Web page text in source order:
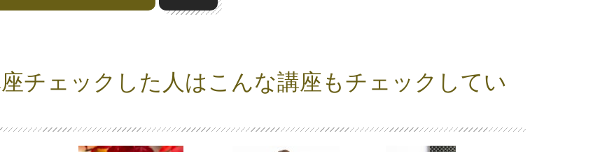
チェックした人はこんな講座もチェックしてい